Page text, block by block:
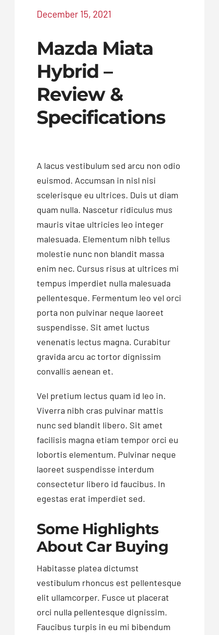
December 15, 2021
Mazda Miata
Hybrid –
Review &
Specifications
A lacus vestibulum sed arcu non odio
euismod. Accumsan in nisl nisi
scelerisque eu ultrices. Duis ut diam
quam nulla. Nascetur ridiculus mus
mauris vitae ultricies leo integer
malesuada. Elementum nibh tellus
molestie nunc non blandit massa
enim nec. Cursus risus at ultrices mi
tempus imperdiet nulla malesuada
pellentesque. Fermentum leo vel orci
porta non pulvinar neque laoreet
suspendisse. Sit amet luctus
venenatis lectus magna. Curabitur
gravida arcu ac tortor dignissim
convallis aenean et.
Vel pretium lectus quam id leo in.
Viverra nibh cras pulvinar mattis
nunc sed blandit libero. Sit amet
facilisis magna etiam tempor orci eu
lobortis elementum. Pulvinar neque
laoreet suspendisse interdum
consectetur libero id faucibus. In
egestas erat imperdiet sed.
Some Highlights
About Car Buying
Habitasse platea dictumst
vestibulum rhoncus est pellentesque
elit ullamcorper. Fusce ut placerat
orci nulla pellentesque dignissim.
Faucibus turpis in eu mi bibendum